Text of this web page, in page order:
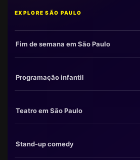
EXPLORE SÃO PAULO
Fim de semana em São Paulo
Programação infantil
Teatro em São Paulo
Stand-up comedy